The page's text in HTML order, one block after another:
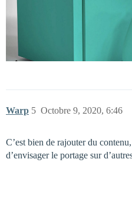
Warp Octobre 9, 2020, 6:46
5
C’est bien de rajouter du
d’envisager le portage sur